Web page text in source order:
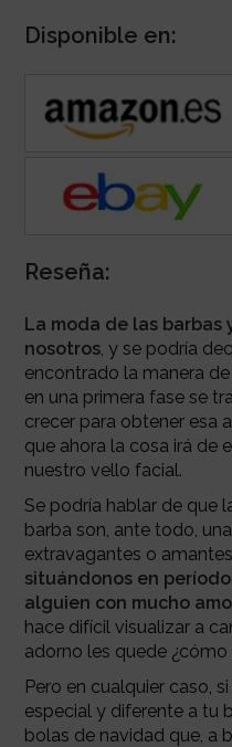
Disponible en:
Reseña:
La moda de las
nosotros, y se podría
encontrado la manera
en una primera fase se
crecer para obtener esa
que ahora la cosa irá de
nuestro vello facial.
Se podría hablar de que
barba son, ante todo,
extravagantes o
situándonos en
alguien con mucho
hace difícil visualizar a
adorno les quede
Pero en cualquier caso,
especial y diferente a tu
bolas de navidad que, a